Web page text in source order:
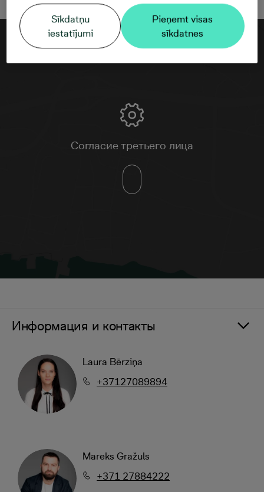
Согласие третьего лица
Информация и контакты
Laura Bērziņa
+37127089894
Mareks Gražuls
+371 27884222
Sīkdatņu
iestatījumi
Pieņemt visas
sīkdatnes